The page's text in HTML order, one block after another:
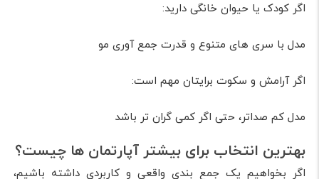
اگر کودک یا حیوان خانگی دارید:
مدل با سری های متنوع و قدرت جمع آوری مو
اگر آرامش و سکوت برایتان مهم است:
مدل کم صداتر، حتی اگر کمی گران تر باشد
بهترین انتخاب برای بیشتر آپارتمان ها چیست؟
اگر بخواهیم یک جمع بندی واقعی و کاربردی داشته باشیم،